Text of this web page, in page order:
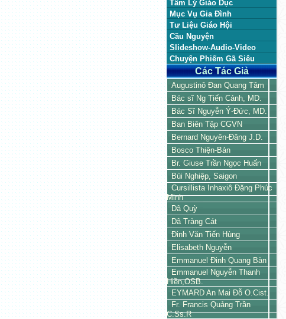
Tâm Lý Giáo Dục
Mục Vụ Gia Đình
Tư Liệu Giáo Hội
Cầu Nguyện
Slideshow-Audio-Video
Chuyện Phiếm Gã Siêu
Các Tác Giả
Augustinô Đan Quang Tâm
Bác sĩ Ng Tiến Cảnh, MD.
Bác Sĩ Nguyễn Ý-Đức, MD.
Ban Biên Tập CGVN
Bernard Nguyên-Đăng J.D.
Bosco Thiện-Bản
Br. Giuse Trần Ngọc Huấn
Bùi Nghiệp, Saigon
Cursillista Inhaxiô Đặng Phúc
Minh
Dã Quỳ
Dã Tràng Cát
Đinh Văn Tiến Hùng
Elisabeth Nguyễn
Emmanuel Đinh Quang Bàn
Emmanuel Nguyễn Thanh
Hiền,OSB.
EYMARD An Mai Đỗ O.Cist.
Fr. Francis Quảng Trần
C.Ss.R